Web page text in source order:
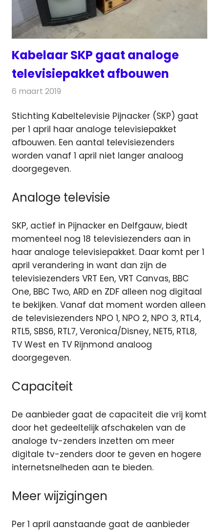
Kabelaar SKP gaat analoge
televisiepakket afbouwen
6 maart 2019
Stichting Kabeltelevisie Pijnacker (SKP) gaat
per 1 april haar analoge televisiepakket
afbouwen. Een aantal televisiezenders
worden vanaf 1 april niet langer analoog
doorgegeven.
Analoge televisie
SKP, actief in Pijnacker en Delfgauw, biedt
momenteel nog 18 televisiezenders aan in
haar analoge televisiepakket. Daar komt per 1
april verandering in want dan zijn de
televisiezenders VRT Een, VRT Canvas, BBC
One, BBC Two, ARD en ZDF alleen nog digitaal
te bekijken. Vanaf dat moment worden alleen
de televisiezenders NPO 1, NPO 2, NPO 3, RTL4,
RTL5, SBS6, RTL7, Veronica/Disney, NET5, RTL8,
TV West en TV Rijnmond analoog
doorgegeven.
Capaciteit
De aanbieder gaat de capaciteit die vrij komt
door het gedeeltelijk afschakelen van de
analoge tv-zenders inzetten om meer
digitale tv-zenders door te geven en hogere
internetsnelheden aan te bieden.
Meer wijzigingen
Per 1 april aanstaande gaat de aanbieder